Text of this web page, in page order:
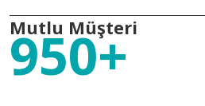
Mutlu Müşteri
950+